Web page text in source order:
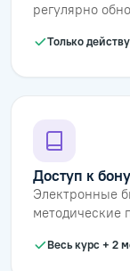
регулярно
Только
Доступ к
Электронные
методические
Весь курс + 2